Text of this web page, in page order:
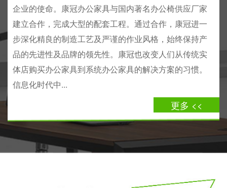
企业的使命。康冠办公家具与国内著名办公椅供应厂家
建立合作，完成大型的配套工程。通过合作，康冠进一
步深化精良的制造工艺及严谨的作业风格，始终保持产
品的先进性及品牌的领先性。康冠也改变人们从传统实
体店购买办公家具到系统办公家具的解决方案的习惯。
信息化时代中...
更多 <<